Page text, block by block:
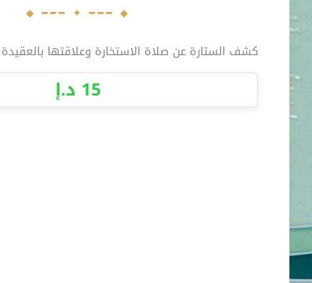
كشف الستارة عن صلاة الاستخارة وعلاقتها بالعقيدة
15 د.إ